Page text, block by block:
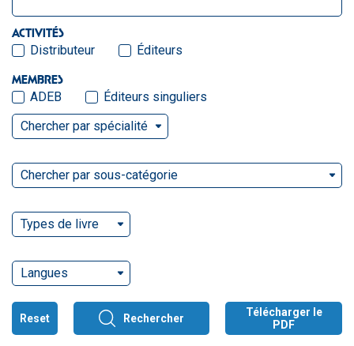
ACTIVITÉS
Distributeur Éditeurs
MEMBRES
ADEB
Éditeurs singuliers
Chercher par spécialité
Chercher par sous-catégorie
Types de livre
Langues
Reset Rechercher
Télécharger le
PDF